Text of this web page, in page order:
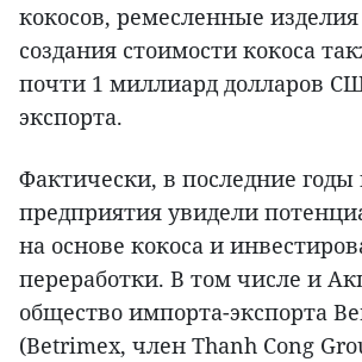
кокосов, ремесленные
создания стоимости кокоса
почти 1 миллиард долларов
экспорта.
Фактически, в последние годы
предприятия увидели
на основе кокоса и
переработки. В том числе и
общество импорта-экспорта
(Betrimex, член Thanh Cong